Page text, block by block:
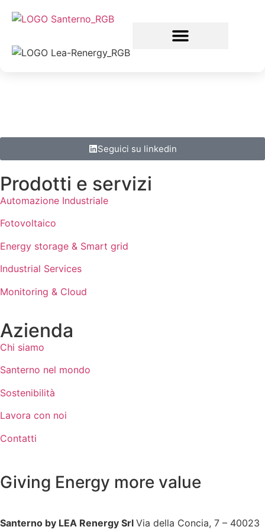
Seguici su linkedin
Prodotti e servizi
Automazione Industriale
Fotovoltaico
Energy storage & Smart grid
Industrial Services
Monitoring & Cloud
Azienda
Chi siamo
Santerno nel mondo
Sostenibilità
Lavora con noi
Contatti
Giving Energy more value
Santerno by LEA Renergy Srl Via della Concia, 7 – 40023